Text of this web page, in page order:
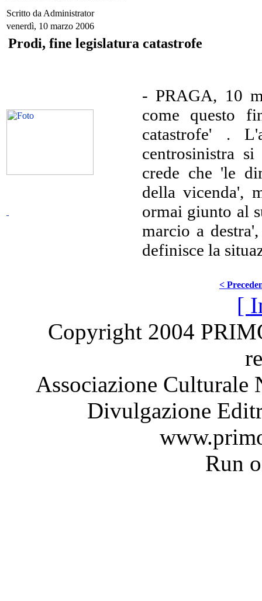
Scritto da Administrator
venerdì, 10 marzo 2006
Prodi, fine legislatura catastrofe
- PRAGA, 10
come questo
catastrofe' .
centrosinistra
crede che 'le
della vicenda',
ormai giunto al
marcio a
definisce la
<
[
Copyright 2004
Associazione
Divulgazione
Run